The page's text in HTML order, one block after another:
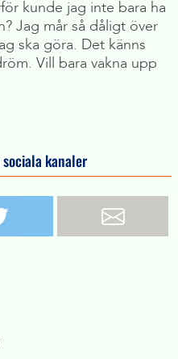
kunde jag inte bara ha
Jag mår så dåligt över
ska göra. Det känns
Vill bara vakna upp
kanaler